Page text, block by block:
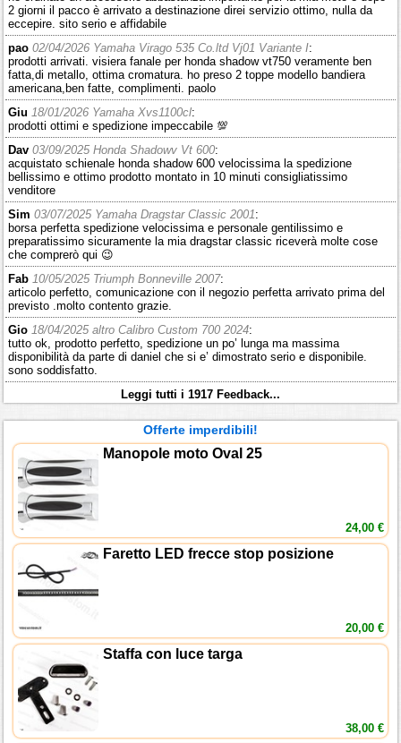
2 giorni il pacco è arrivato a destinazione direi servizio ottimo, nulla da
eccepire. sito serio e affidabile
pao 02/04/2026 Yamaha Virago 535 Co.ltd Vj01 Variante I:
prodotti arrivati. visiera fanale per honda shadow vt750 veramente ben
fatta,di metallo, ottima cromatura. ho preso 2 toppe modello bandiera
americana,ben fatte, complimenti. paolo
Giu 18/01/2026 Yamaha Xvs1100cl:
prodotti ottimi e spedizione impeccabile 💯
Dav 03/09/2025 Honda Shadowv Vt 600:
acquistato schienale honda shadow 600 velocissima la spedizione
bellissimo e ottimo prodotto montato in 10 minuti consigliatissimo
venditore
Sim 03/07/2025 Yamaha Dragstar Classic 2001:
borsa perfetta spedizione velocissima e personale gentilissimo e
preparatissimo sicuramente la mia dragstar classic riceverà molte cose
che comprerò qui 😉
Fab 10/05/2025 Triumph Bonneville 2007:
articolo perfetto, comunicazione con il negozio perfetta arrivato prima del
previsto .molto contento grazie.
Gio 18/04/2025 altro Calibro Custom 700 2024:
tutto ok, prodotto perfetto, spedizione un po’ lunga ma massima
disponibilità da parte di daniel che si e’ dimostrato serio e disponibile.
sono soddisfatto.
Leggi tutti i 1917 Feedback...
Offerte imperdibili!
Manopole moto Oval 25
24,00 €
Faretto LED frecce stop posizione
20,00 €
Staffa con luce targa
38,00 €